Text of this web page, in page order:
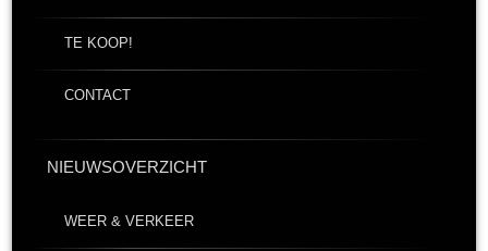
TE KOOP!
CONTACT
NIEUWSOVERZICHT
WEER & VERKEER